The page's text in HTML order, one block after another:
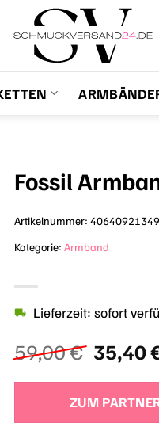
Fossil
59,00€
Preis
war:
59,00
35,40
Lieferzeit: sofort
ZUM
Artikelnummer:
Kategorie:Armband